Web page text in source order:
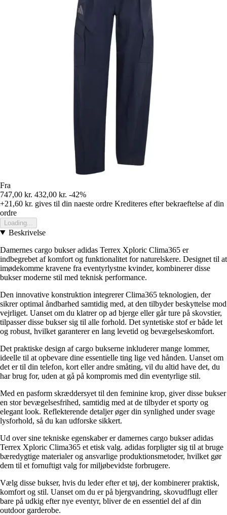
Fra
747,00 kr. 432,00 kr. -42%
+21,60 kr. gives til din naeste ordre Krediteres efter bekraeftelse af din
ordre
Loading...
Beskrivelse
Damernes cargo bukser adidas Terrex Xploric Clima365 er
indbegrebet af komfort og funktionalitet for naturelskere. Designet til at
imødekomme kravene fra eventyrlystne kvinder, kombinerer disse
bukser moderne stil med teknisk performance.
Den innovative konstruktion integrerer Clima365 teknologien, der
sikrer optimal åndbarhed samtidig med, at den tilbyder beskyttelse mod
vejrliget. Uanset om du klatrer op ad bjerge eller går ture på skovstier,
tilpasser disse bukser sig til alle forhold. Det syntetiske stof er både let
og robust, hvilket garanterer en lang levetid og bevægelseskomfort.
Det praktiske design af cargo bukserne inkluderer mange lommer,
ideelle til at opbevare dine essentielle ting lige ved hånden. Uanset om
det er til din telefon, kort eller andre småting, vil du altid have det, du
har brug for, uden at gå på kompromis med din eventyrlige stil.
Med en pasform skræddersyet til den feminine krop, giver disse bukser
en stor bevægelsesfrihed, samtidig med at de tilbyder et sporty og
elegant look. Reflekterende detaljer øger din synlighed under svage
lysforhold, så du kan udforske sikkert.
Ud over sine tekniske egenskaber er damernes cargo bukser adidas
Terrex Xploric Clima365 et etisk valg. adidas forpligter sig til at bruge
bæredygtige materialer og ansvarlige produktionsmetoder, hvilket gør
dem til et fornuftigt valg for miljøbevidste forbrugere.
Vælg disse bukser, hvis du leder efter et tøj, der kombinerer praktisk,
komfort og stil. Uanset om du er på bjergvandring, skovudflugt eller
bare på udkig efter nye eventyr, bliver de en essentiel del af din
outdoor garderobe.